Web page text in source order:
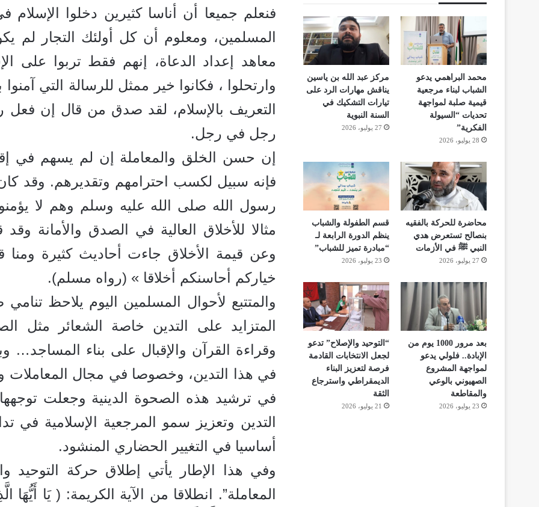
فنعلم جميعا أن أناسا كثيرين دخلوا الإسلام
المسلمين، ومعلوم أن كل أولئك التجار لم
معاهد إعداد الدعاة، إنهم فقط تربوا على
وارتحلوا ، فكانوا خير ممثل للرسالة التي
التعريف بالإسلام، لقد صدق من قال إن
رجل في رجل.
إن حسن الخلق والمعاملة إن لم يسهم في
فإنه سبيل لكسب احترامهم وتقديرهم. وقد
رسول الله صلى الله عليه وسلم وهم لا
مثالا للأخلاق العالية في الصدق والأمانة
وعن قيمة الأخلاق جاءت أحاديث كثيرة
خياركم أحاسنكم أخلاقا » (رواه مسلم).
والمتتبع لأحوال المسلمين اليوم يلاحظ
المتزايد على التدين خاصة الشعائر مثل
وقراءة القرآن والإقبال على بناء المساجد…
في هذا التدين، وخصوصا في مجال المعاملات
في ترشيد هذه الصحوة الدينية وجعلت
التدين وتعزيز سمو المرجعية الإسلامية في
أساسيا في التغيير الحضاري المنشود.
وفي هذا الإطار يأتي إطلاق حركة التوحيد
المعاملة”. انطلاقا من الآية الكريمة: ( يَا
محمد البراهمي يدعو
الشباب لبناء مرجعية
قيمية صلبة لمواجهة
تحديات “السيولة
الفكرية”
28 يوليو، 2026
مركز عبد الله بن ياسين
يناقش مهارات الرد على
تيارات التشكيك في
السنة النبوية
27 يوليو، 2026
محاضرة للحركة بالفقيه
بنصالح تستعرض هدي
النبي ﷺ في الأزمات
27 يوليو، 2026
قسم الطفولة والشباب
ينظم الدورة الرابعة لـ
“مبادرة تميز للشباب”
23 يوليو، 2026
بعد مرور 1000 يوم من
الإبادة.. فلولي يدعو
لمواجهة المشروع
الصهيوني بالوعي
والمقاطعة
23 يوليو، 2026
“التوحيد والإصلاح” تدعو
لجعل الانتخابات القادمة
فرصة لتعزيز البناء
الديمقراطي واسترجاع
الثقة
21 يوليو، 2026